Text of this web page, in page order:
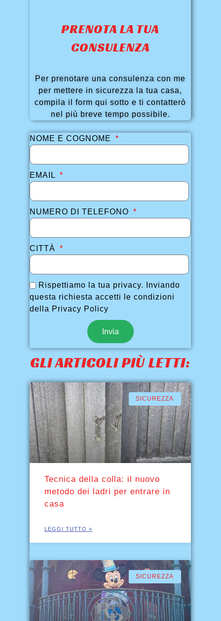
PRENOTA LA TUA
CONSULENZA
Per prenotare una consulenza con me
per mettere in sicurezza la tua casa,
compila il form qui sotto e ti contatterò
nel più breve tempo possibile.
NOME E COGNOME
EMAIL
NUMERO DI TELEFONO
CITTÀ
Rispettiamo la tua privacy. Inviando
questa richiesta accetti le condizioni
della Privacy Policy
Invia
GLI ARTICOLI PIÙ LETTI:
SICUREZZA
Tecnica della colla: il nuovo
metodo dei ladri per entrare in
casa
LEGGI TUTTO »
SICUREZZA